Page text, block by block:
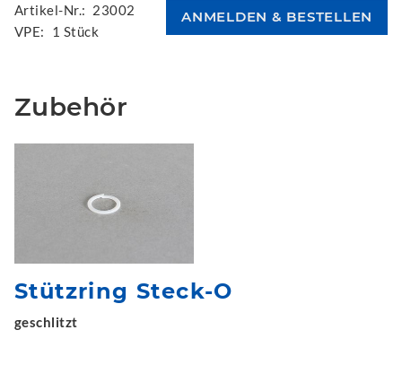
Artikel-Nr.: 23002
VPE:
1 Stück
Zubehör
Stützring Steck-O
geschlitzt